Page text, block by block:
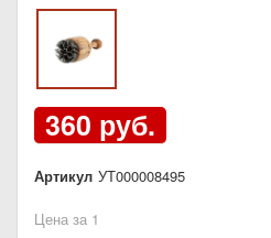
360 руб.
Артикул УТ000008495
Цена за 1